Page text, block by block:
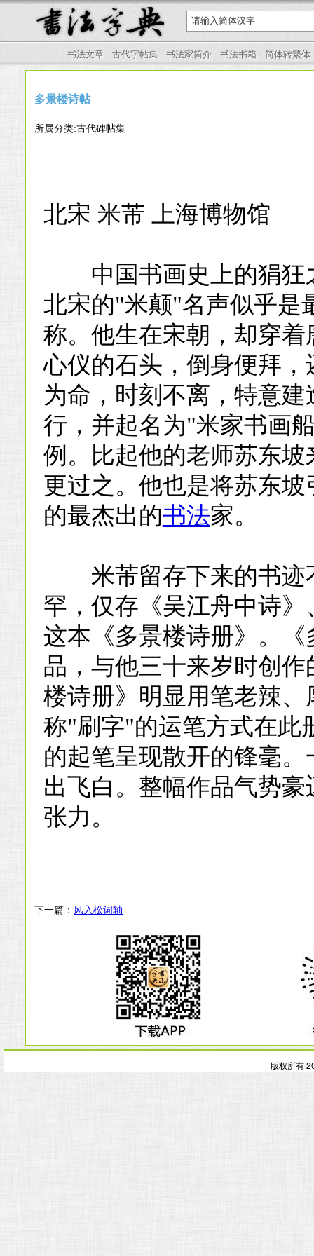
书法文章 古代字帖集 书法家简介 书法书箱 简体转繁体
多景楼诗帖
所属分类:古代碑帖集
北宋 米芾 上海博物馆
中国书画史上的狷狂
北宋的"米颠"名声似乎是
称。他生在宋朝，却穿
心仪的石头，倒身便拜
为命，时刻不离，特意
行，并起名为"米家书画
例。比起他的老师苏东
更过之。他也是将苏东
的最杰出的书法家。
米芾留存下来的书迹
罕，仅存《吴江舟中诗
这本《多景楼诗册》。
品，与他三十来岁时创
楼诗册》明显用笔老辣
称"刷字"的运笔方式在此
的起笔呈现散开的锋毫
出飞白。整幅作品气势
张力。
下一篇： 风入松词轴
版权所有